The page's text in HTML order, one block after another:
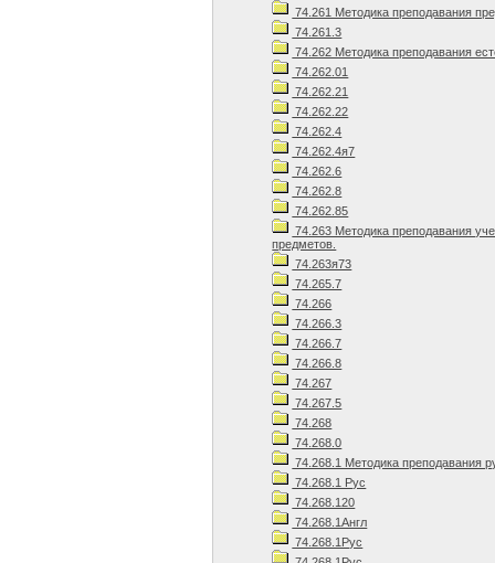
74.261 Методика преподавания
74.261.3
74.262 Методика преподавания
74.262.01
74.262.21
74.262.22
74.262.4
74.262.4я7
74.262.6
74.262.8
74.262.85
74.263 Методика преподавания
предметов.
74.263я73
74.265.7
74.266
74.266.3
74.266.7
74.266.8
74.267
74.267.5
74.268
74.268.0
74.268.1 Методика преподавания
74.268.1 Рус
74.268.120
74.268.1Англ
74.268.1Рус